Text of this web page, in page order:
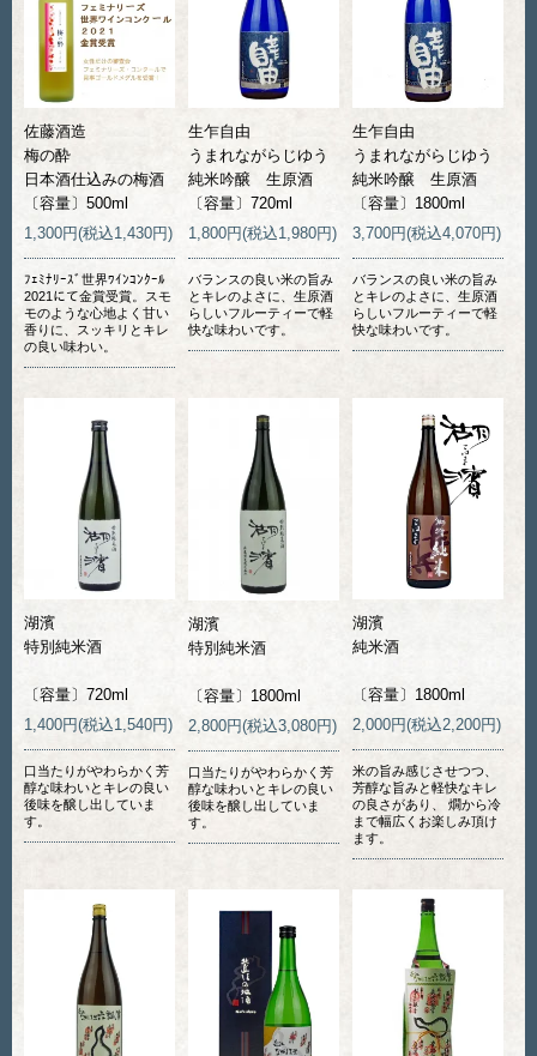
佐藤酒造
梅の酔
日本酒仕込みの梅酒
〔容量〕500ml
1,300円(税込1,430円)
ﾌｪﾐﾅﾘｰｽﾞ世界ﾜｲﾝｺﾝｸｰﾙ
2021にて金賞受賞。スモ
モのような心地よく甘い
香りに、スッキリとキレ
の良い味わい。
生乍自由
うまれながらじゆう
純米吟醸 生原酒
〔容量〕720ml
1,800円(税込1,980円)
バランスの良い米の旨み
とキレのよさに、生原酒
らしいフルーティーで軽
快な味わいです。
生乍自由
うまれながらじゆう
純米吟醸 生原酒
〔容量〕1800ml
3,700円(税込4,070円)
バランスの良い米の旨み
とキレのよさに、生原酒
らしいフルーティーで軽
快な味わいです。
湖濱
特別純米酒
〔容量〕720ml
1,400円(税込1,540円)
口当たりがやわらかく芳
醇な味わいとキレの良い
後味を醸し出していま
す。
湖濱
特別純米酒
〔容量〕1800ml
2,800円(税込3,080円)
口当たりがやわらかく芳
醇な味わいとキレの良い
後味を醸し出していま
す。
湖濱
純米酒
〔容量〕1800ml
2,000円(税込2,200円)
米の旨み感じさせつつ、
芳醇な旨みと軽快なキレ
の良さがあり、 燗から冷
まで幅広くお楽しみ頂け
ます。